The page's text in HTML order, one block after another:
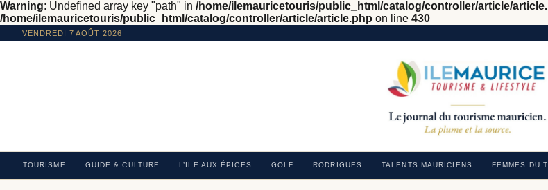
Warning: Undefined array key "path" in /home/ilemauricetouris/public_html/catalog/controller/article/
/home/ilemauricetouris/public_html/catalog/controller/article/article.php on line 430
VENDREDI 7 AOÛT 2026
TOURISME GUIDE & CULTURE L’ILE AUX ÉPICES GOLF RODRIGUES TALENTS MAURICIENS FEMMES DU